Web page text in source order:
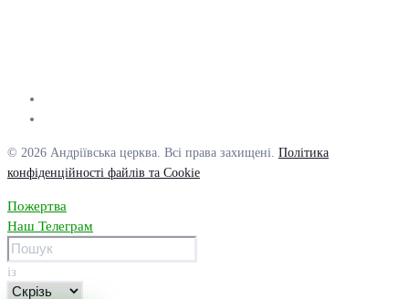
© 2026 Андріївська церква. Всі права захищені. Політика
конфіденційності файлів та Cookie
Пожертва
Наш Телеграм
із